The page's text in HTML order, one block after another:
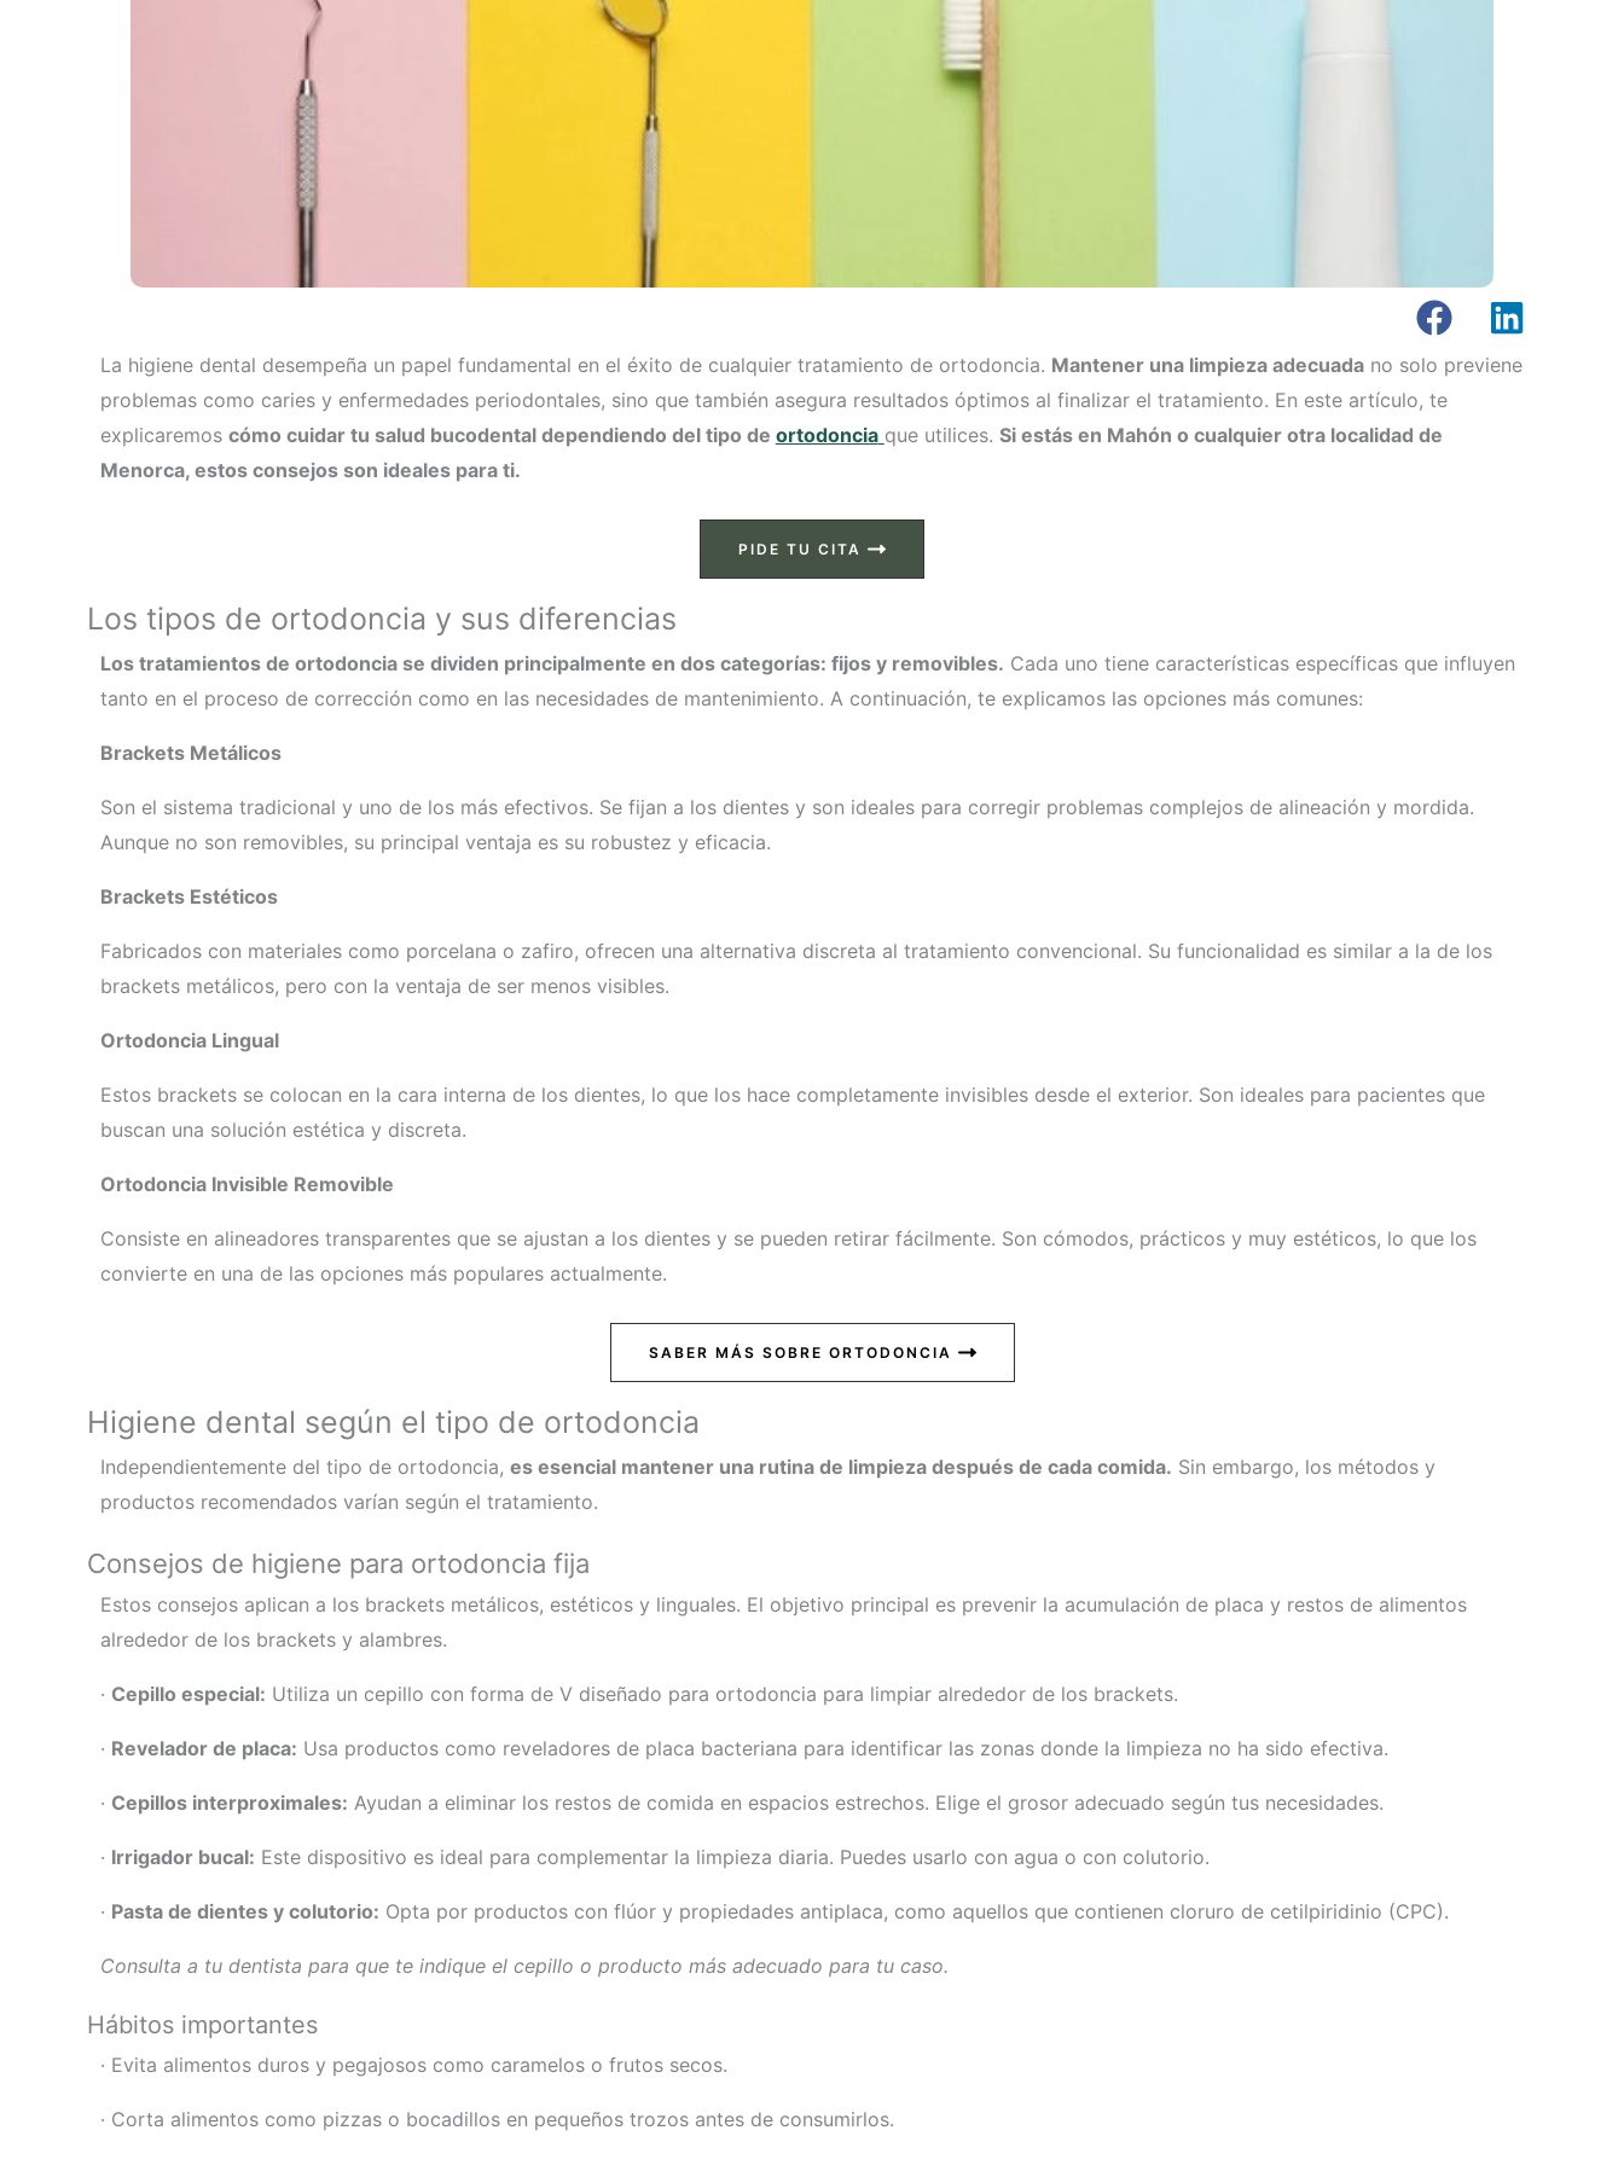
La higiene dental desempeña un papel fundamental en el éxito de cualquier tratamiento de ortodoncia. Mantener una limpieza adecuadano solo previene
problemas como caries y enfermedades periodontales, sino que también asegura resultados óptimos al finalizar el tratamiento. En este artículo, te
explicaremos cómo cuidar tu salud bucodental dependiendo del tipo de ortodoncia que utilices. Si estás en Mahón o cualquier otra localidad de
Menorca, estos consejos son ideales para ti.
PIDE TU CITA
Los tipos de ortodoncia y sus diferencias
Los tratamientos de ortodoncia se dividen principalmente en dos categorías: fijos y removibles. Cada uno tiene características específicas que influyen
tanto en el proceso de corrección como en las necesidades de mantenimiento. A continuación, te explicamos las opciones más comunes:
Brackets Metálicos
Son el sistema tradicional y uno de los más efectivos. Se fijan a los dientes y son ideales para corregir problemas complejos de alineación y mordida.
Aunque no son removibles, su principal ventaja es su robustez y eficacia.
Brackets Estéticos
Fabricados con materiales como porcelana o zafiro, ofrecen una alternativa discreta al tratamiento convencional. Su funcionalidad es similar a la de los
brackets metálicos, pero con la ventaja de ser menos visibles.
Ortodoncia Lingual
Estos brackets se colocan en la cara interna de los dientes, lo que los hace completamente invisibles desde el exterior. Son ideales para pacientes que
buscan una solución estética y discreta.
Ortodoncia Invisible Removible
Consiste en alineadores transparentes que se ajustan a los dientes y se pueden retirar fácilmente. Son cómodos, prácticos y muy estéticos, lo que los
convierte en una de las opciones más populares actualmente.
SABER MÁS SOBRE ORTODONCIA
Higiene dental según el tipo de ortodoncia
Independientemente del tipo de ortodoncia, es esencial mantener una rutina de limpieza después de cada comida. Sin embargo, los métodos y
productos recomendados varían según el tratamiento.
Consejos de higiene para ortodoncia fija
Estos consejos aplican a los brackets metálicos, estéticos y linguales. El objetivo principal es prevenir la acumulación de placa y restos de alimentos
alrededor de los brackets y alambres.
· Cepillo especial: Utiliza un cepillo con forma de V diseñado para ortodoncia para limpiar alrededor de los brackets.
· Revelador de placa: Usa productos como reveladores de placa bacteriana para identificar las zonas donde la limpieza no ha sido efectiva.
· Cepillos interproximales: Ayudan a eliminar los restos de comida en espacios estrechos. Elige el grosor adecuado según tus necesidades.
· Irrigador bucal: Este dispositivo es ideal para complementar la limpieza diaria. Puedes usarlo con agua o con colutorio.
· Pasta de dientes y colutorio: Opta por productos con flúor y propiedades antiplaca, como aquellos que contienen cloruro de cetilpiridinio (CPC).
Consulta a tu dentista para que te indique el cepillo o producto más adecuado para tu caso.
Hábitos importantes
· Evita alimentos duros y pegajosos como caramelos o frutos secos.
· Corta alimentos como pizzas o bocadillos en pequeños trozos antes de consumirlos.